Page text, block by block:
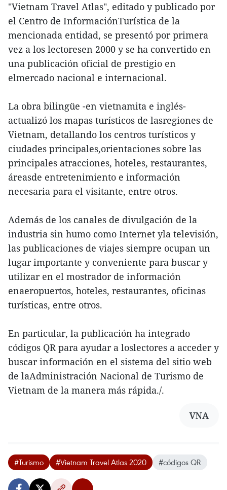
"Vietnam Travel Atlas", editado y publicado por
el Centro de InformaciónTurística de la
mencionada entidad, se presentó por primera
vez a los lectoresen 2000 y se ha convertido en
una publicación oficial de prestigio en
elmercado nacional e internacional.
La obra bilingüe -en vietnamita e inglés-
actualizó los mapas turísticos de lasregiones de
Vietnam, detallando los centros turísticos y
ciudades principales,orientaciones sobre las
principales atracciones, hoteles, restaurantes,
áreasde entretenimiento e información
necesaria para el visitante, entre otros.
Además de los canales de divulgación de la
industria sin humo como Internet yla televisión,
las publicaciones de viajes siempre ocupan un
lugar importante y conveniente para buscar y
utilizar en el mostrador de información
enaeropuertos, hoteles, restaurantes, oficinas
turísticas, entre otros.
En particular, la publicación ha integrado
códigos QR para ayudar a loslectores a acceder y
buscar información en el sistema del sitio web
de laAdministración Nacional de Turismo de
Vietnam de la manera más rápida./.
VNA
#Turismo #Vietnam Travel Atlas 2020 #códigos QR